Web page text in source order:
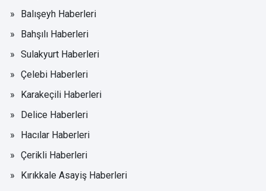
Balışeyh Haberleri
Bahşılı Haberleri
Sulakyurt Haberleri
Çelebi Haberleri
Karakeçili Haberleri
Delice Haberleri
Hacılar Haberleri
Çerikli Haberleri
Kırıkkale Asayiş Haberleri